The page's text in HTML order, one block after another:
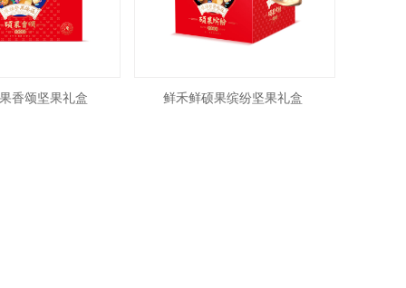
香颂坚果礼盒 鲜禾鲜硕果缤纷坚果礼盒